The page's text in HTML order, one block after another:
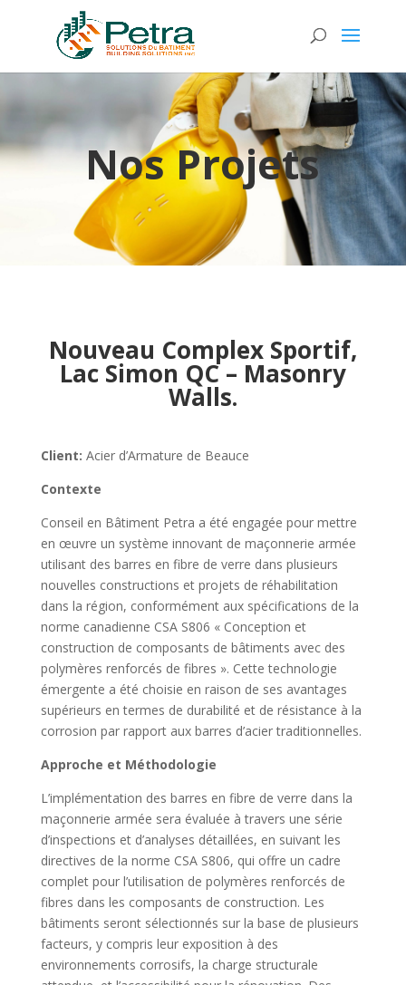
Nos Projets​
Nouveau Complex Sportif,
Lac Simon QC – Masonry
Walls.
Client: Acier d’Armature de Beauce
Contexte
Conseil en Bâtiment Petra a été engagée pour mettre
en œuvre un système innovant de maçonnerie armée
utilisant des barres en fibre de verre dans plusieurs
nouvelles constructions et projets de réhabilitation
dans la région, conformément aux spécifications de la
norme canadienne CSA S806 « Conception et
construction de composants de bâtiments avec des
polymères renforcés de fibres ». Cette technologie
émergente a été choisie en raison de ses avantages
supérieurs en termes de durabilité et de résistance à la
corrosion par rapport aux barres d’acier traditionnelles.
Approche et Méthodologie
L’implémentation des barres en fibre de verre dans la
maçonnerie armée sera évaluée à travers une série
d’inspections et d’analyses détaillées, en suivant les
directives de la norme CSA S806, qui offre un cadre
complet pour l’utilisation de polymères renforcés de
fibres dans les composants de construction. Les
bâtiments seront sélectionnés sur la base de plusieurs
facteurs, y compris leur exposition à des
environnements corrosifs, la charge structurale